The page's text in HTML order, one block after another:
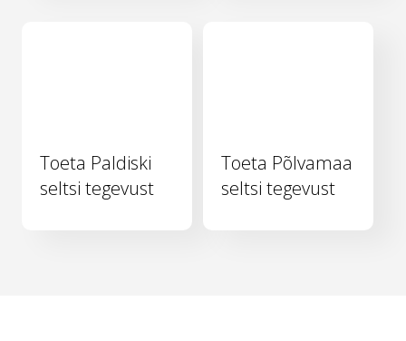
Toeta Paldiski
seltsi tegevust
Toeta Põlvamaa
seltsi tegevust